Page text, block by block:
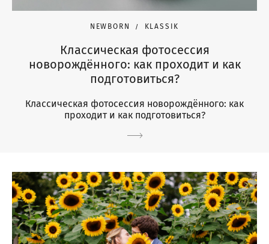
NEWBORN KLASSIK
Классическая фотосессия
новорождённого: как проходит и как
подготовиться?
Классическая фотосессия новорождённого: как
проходит и как подготовиться?